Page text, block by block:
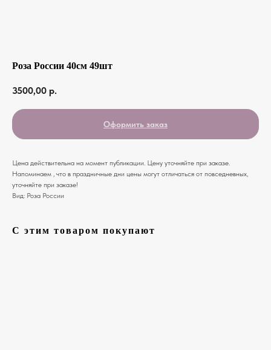
Роза России 40см 49шт
3500,00 р.
Оформить заказ
Цена действительна на момент публикации. Цену уточняйте при заказе.
Напоминаем , что в праздничные дни цены могут отличаться от повседневных,
уточняйте при заказе!
Вид: Роза России
С этим товаром покупают